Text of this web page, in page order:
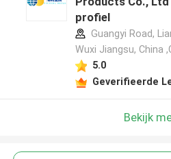
profiel
Guangyi Road,
Wuxi Jiangsu, China
5.0
Geverifieerde
Bekijk